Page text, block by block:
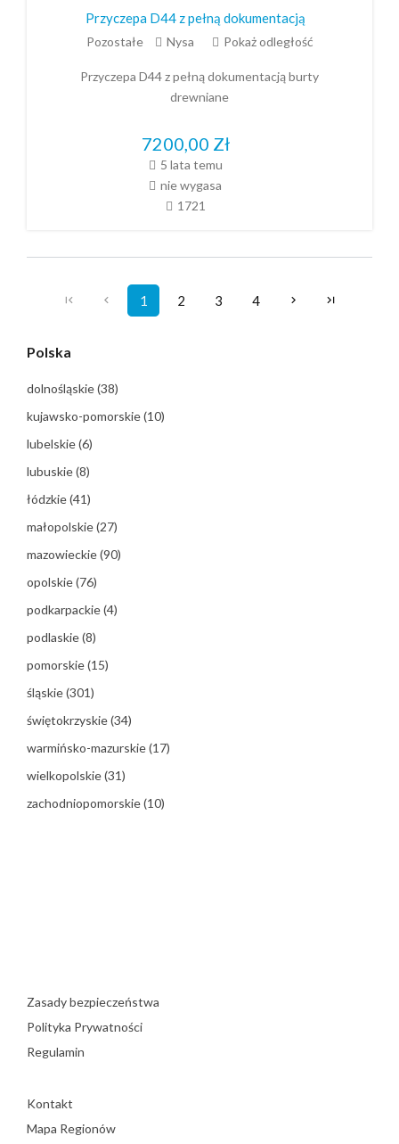
Przyczepa D44 z pełną dokumentacją
Pozostałe Nysa Pokaż odległość
Przyczepa D44 z pełną dokumentacją burty
drewniane
7200,00 Zł
5 lata temu
nie wygasa
1721
1 2 3 4
Polska
dolnośląskie(38)
kujawsko-pomorskie(10)
lubelskie(6)
lubuskie(8)
łódzkie(41)
małopolskie(27)
mazowieckie(90)
opolskie(76)
podkarpackie(4)
podlaskie(8)
pomorskie(15)
śląskie(301)
świętokrzyskie(34)
warmińsko-mazurskie(17)
wielkopolskie(31)
zachodniopomorskie(10)
Zasady bezpieczeństwa
Polityka Prywatności
Regulamin
Kontakt
Mapa Regionów